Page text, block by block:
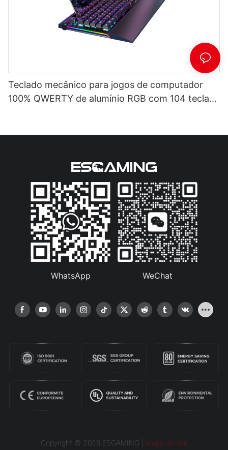
Teclado mecânico para jogos de computador
100% QWERTY de alumínio RGB com 104 teclas
WhatsApp WeChat
Copyright © 2026 ESGAMING | Mapa do site